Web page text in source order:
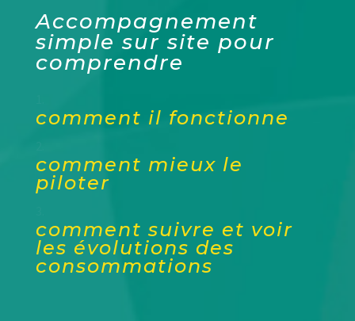
Accompagnement
simple sur site pour
comprendre
comment il fonctionne
comment mieux le
piloter
comment suivre et voir
les évolutions des
consommations